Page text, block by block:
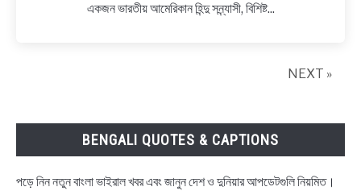
পরমহংস
Sri
Paramahamsa
একজন ভারতীয় আমেরিকান হিন্দু সন্ন্যাসী, বিশিষ্ট...
NEXT »
BENGALI QUOTES & CAPTIONS
পড়ে নিন নতুন বাংলা ভাইরাল খবর এবং জানুন দেশ ও দুনিয়ার আপডেটগুলি নিয়মিত।